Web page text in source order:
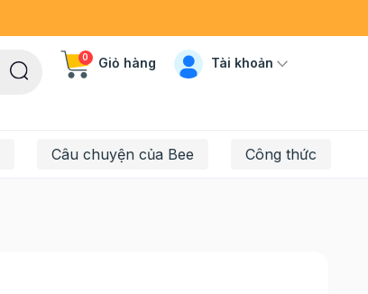
0 Giỏ hàng Tài khoản
Câu chuyện của Bee Công thức